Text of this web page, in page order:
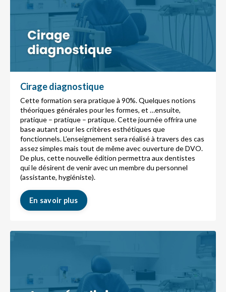
Cirage diagnostique
Cette formation sera pratique à 90%. Quelques notions
théoriques générales pour les formes, et …ensuite,
pratique – pratique – pratique. Cette journée offrira une
base autant pour les critères esthétiques que
fonctionnels. L’enseignement sera réalisé à travers des cas
assez simples mais tout de même avec ouverture de DVO.
De plus, cette nouvelle édition permettra aux dentistes
qui le désirent de venir avec un membre du personnel
(assistante, hygiéniste).
En savoir plus